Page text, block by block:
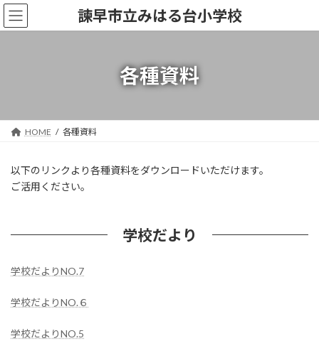
コ
ン
ッ
ナ
ビ
移
諫早市立みはる台小学校
各種資料
HOME 各種資料
以下のリンクより各種資料をダウンロードいただけます。
ご活用ください。
学校だより
学校だよりNO.7
学校だよりNO.６
学校だよりNO.5